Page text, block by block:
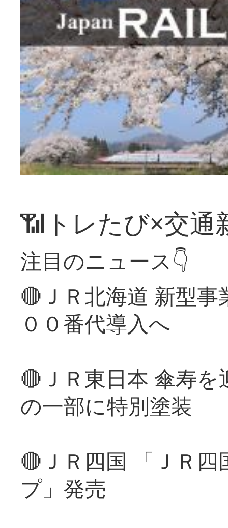
📶トレたび×交通
注目のニュース👇
🔴ＪＲ北海道 新型
００番代導入へ
🔴ＪＲ東日本 傘寿
の一部に特別塗装
🔴ＪＲ四国 「ＪＲ
プ」発売